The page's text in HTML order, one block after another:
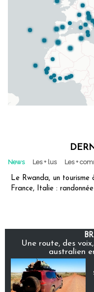
News Les + lus Les +
Le Rwanda, un
France, Italie :
Une route, des
australien